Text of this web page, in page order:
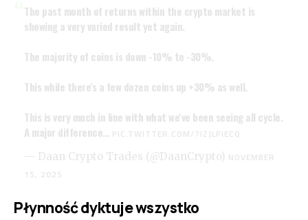
The past month of returns within the crypto market is
showing a very varied result yet again.
The majority of coins is down -10% to -30%.
This while there's a few dozen coins up +30% as well.
This is very much in line with what we've been seeing all cycle.
A major difference… PIC.TWITTER.COM/7IZJLPIECQ
— Daan Crypto Trades (@DaanCrypto) NOVEMBER
15, 2025
Płynność dyktuje wszystko